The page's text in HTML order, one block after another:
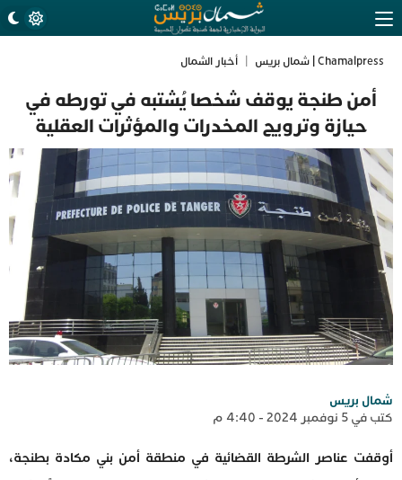
Chamalpress | شمال بريس أخبار الشمال
أمن طنجة يوقف شخصا يُشتبه في تورطه في
حيازة وترويج المخدرات والمؤثرات العقلية
شمال بريس
كتب في 5 نوفمبر 2024 - 4:40 م
أوقفت عناصر الشرطة القضائية في منطقة أمن بني مكادة بطنجة،